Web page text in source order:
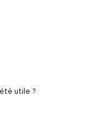
utile ?